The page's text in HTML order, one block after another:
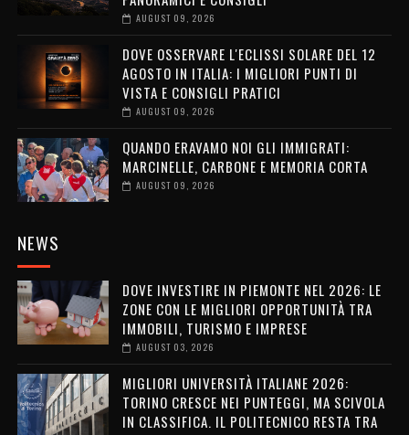
AUGUST 09, 2026
DOVE OSSERVARE L'ECLISSI SOLARE DEL 12
AGOSTO IN ITALIA: I MIGLIORI PUNTI DI
VISTA E CONSIGLI PRATICI
AUGUST 09, 2026
QUANDO ERAVAMO NOI GLI IMMIGRATI:
MARCINELLE, CARBONE E MEMORIA CORTA
AUGUST 09, 2026
NEWS
DOVE INVESTIRE IN PIEMONTE NEL 2026: LE
ZONE CON LE MIGLIORI OPPORTUNITÀ TRA
IMMOBILI, TURISMO E IMPRESE
AUGUST 03, 2026
MIGLIORI UNIVERSITÀ ITALIANE 2026:
TORINO CRESCE NEI PUNTEGGI, MA SCIVOLA
IN CLASSIFICA. IL POLITECNICO RESTA TRA